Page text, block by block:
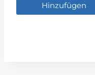
Hinzufügen